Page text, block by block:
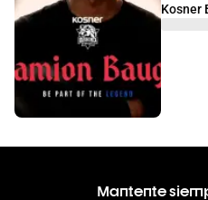
Kosner
Mantente